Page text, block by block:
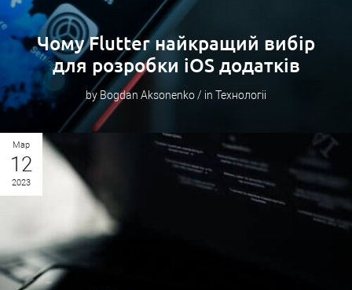
Чому Flutter найкращий вибір
для розробки iOS додатків
by Bogdan Aksonenko / in Технологіі
Мар
12
2023